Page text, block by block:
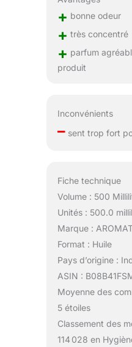
+ bonne odeur
+ très concentré
+ parfum
produit
Inconvénients
–sent trop fort
Fiche technique
Volume : 500
Unités : 500.0
Marque :
Format : Huile
Pays d’origine :
ASIN :
Moyenne des
5 étoiles
Classement des
114 028 en